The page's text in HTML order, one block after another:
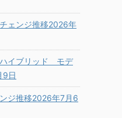
ェンジ推移2026年
イブリッド モデ
9日
ジ推移2026年7月6